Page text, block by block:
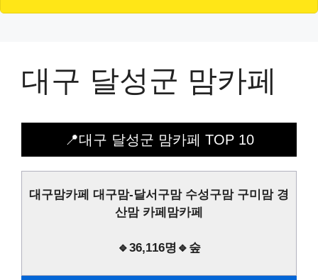
대구 달성군 맘카페
📍대구 달성군 맘카페 TOP 10
대구맘카페 대구맘-달서구맘 수성구맘 구미맘 경
산맘 카페맘카페
🔹36,116명🔹숲